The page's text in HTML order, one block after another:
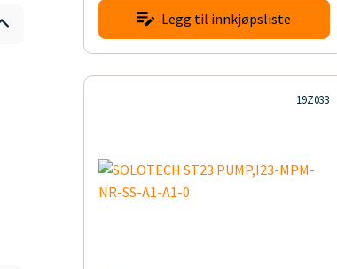
Legg til innkjøpsliste
19Z033